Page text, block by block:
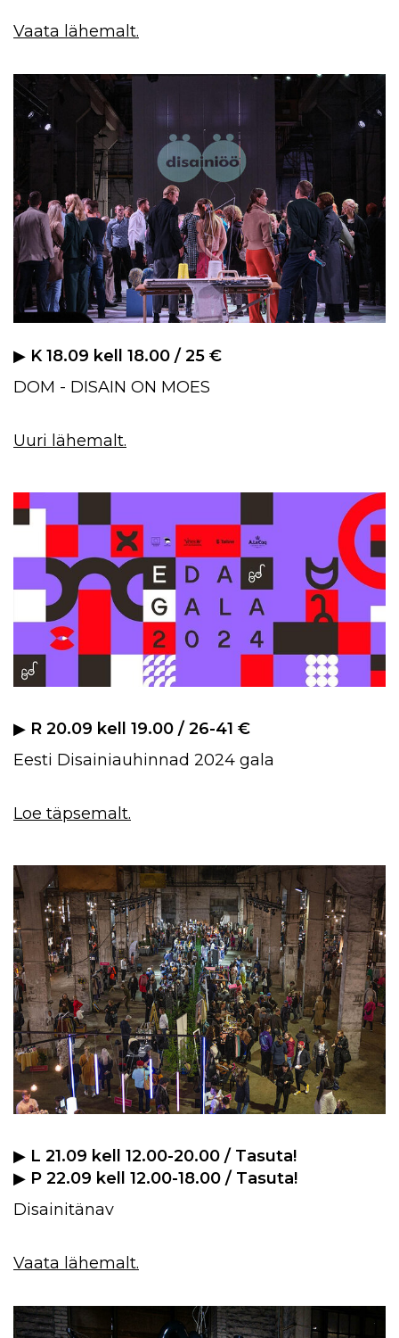
Vaata lähemalt.
▶︎ K 18.09 kell 18.00 / 25 €
DOM - DISAIN ON MOES
Uuri lähemalt.
▶︎ R 20.09 kell 19.00 / 26-41 €
Eesti Disainiauhinnad 2024 gala
Loe täpsemalt.
▶︎ L 21.09 kell 12.00-20.00 / Tasuta!
▶︎ P 22.09 kell 12.00-18.00 / Tasuta!
Disainitänav
Vaata lähemalt.